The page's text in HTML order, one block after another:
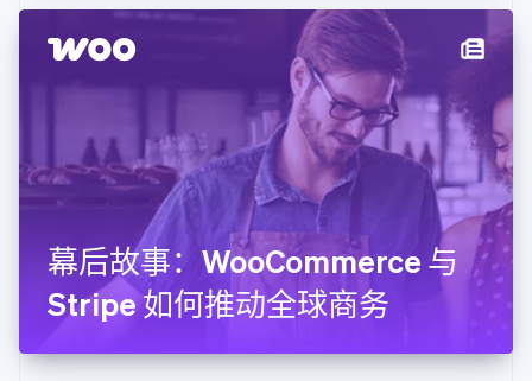
幕后故事：WooCommerce 与
Stripe 如何推动全球商务
拉脱维亚
English
立陶宛
English
Deutsch English
卢森堡
FrançaisDeutschEnglish
马尔他
English
马来西亚
English
美国